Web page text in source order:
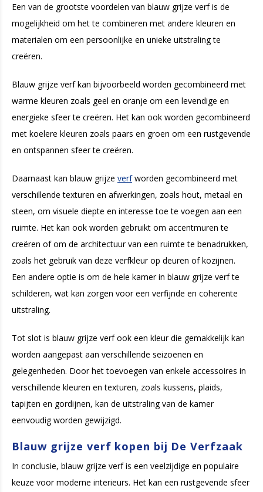
Een van de grootste voordelen van blauw grijze verf is de
mogelijkheid om het te combineren met andere kleuren en
materialen om een ​​persoonlijke en unieke uitstraling te
creëren.
Blauw grijze verf kan bijvoorbeeld worden gecombineerd met
warme kleuren zoals geel en oranje om een ​​levendige en
energieke sfeer te creëren. Het kan ook worden gecombineerd
met koelere kleuren zoals paars en groen om een ​​rustgevende
en ontspannen sfeer te creëren.
Daarnaast kan blauw grijze verfworden gecombineerd met
verschillende texturen en afwerkingen, zoals hout, metaal en
steen, om visuele diepte en interesse toe te voegen aan een
ruimte. Het kan ook worden gebruikt om accentmuren te
creëren of om de architectuur van een ruimte te benadrukken,
zoals het gebruik van deze verfkleur op deuren of kozijnen.
Een andere optie is om de hele kamer in blauw grijze verf te
schilderen, wat kan zorgen voor een verfijnde en coherente
uitstraling.
Tot slot is blauw grijze verf ook een kleur die gemakkelijk kan
worden aangepast aan verschillende seizoenen en
gelegenheden. Door het toevoegen van enkele accessoires in
verschillende kleuren en texturen, zoals kussens, plaids,
tapijten en gordijnen, kan de uitstraling van de kamer
eenvoudig worden gewijzigd.
Blauw grijze verf kopen bij De Verfzaak
In conclusie, blauw grijze verf is een veelzijdige en populaire
keuze voor moderne interieurs. Het kan een rustgevende sfeer